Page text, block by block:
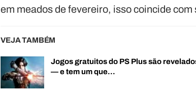
em meados de fevereiro, isso coincide com
VEJA TAMBÉM
Jogos gratuitos do PS Plus são
— e tem um que…